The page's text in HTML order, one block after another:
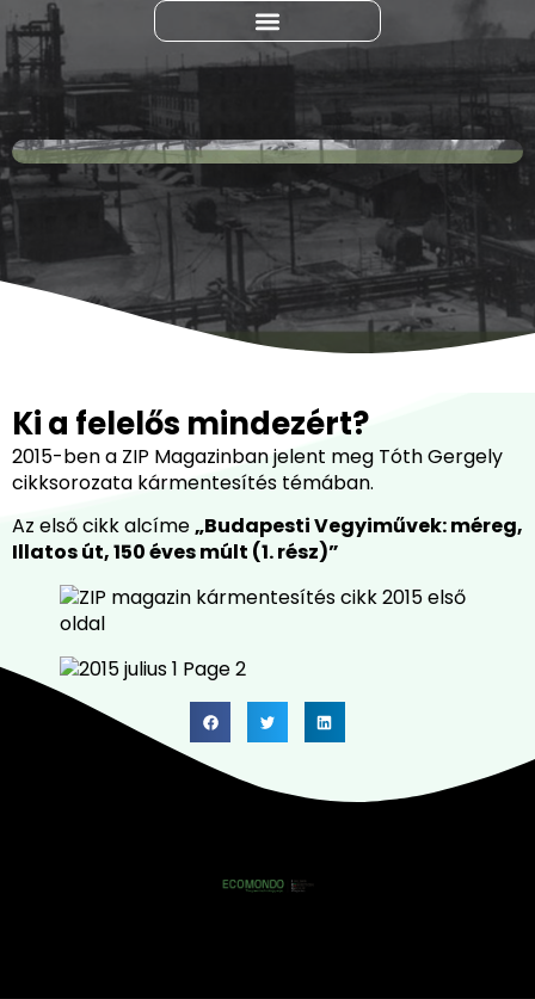
Ki a felelős mindezért?
2015-ben a ZIP Magazinban jelent meg Tóth Gergely
cikksorozata kármentesítés témában.
Az első cikk alcíme„Budapesti Vegyiművek: méreg,
Illatos út, 150 éves múlt (1. rész)”